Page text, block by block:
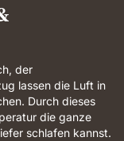
der
lassen die Luft in
Durch dieses
die ganze
schlafen kannst.